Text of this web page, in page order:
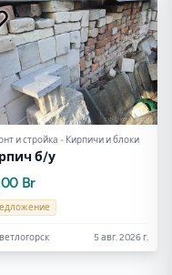
и стройка - Кирпичи и блоки
б/у
Br
5 авг. 2026 г.